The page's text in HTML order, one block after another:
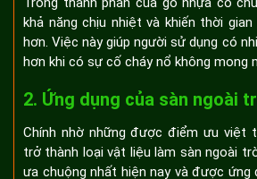
khả năng chịu nhiệt và khiến thời
hơn. Việc này giúp người sử dụng có
hơn khi có sự cố cháy nổ không mong
2. Ứng dụng của sàn ngoài
Chính nhờ những được điểm ưu việt
trở thành loại vật liệu làm sàn ngoài
ưa chuộng nhất hiện nay và được ứng